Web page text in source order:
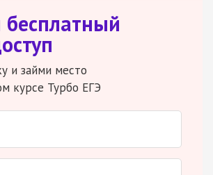
бесплатный
и займи место
курсе Турбо ЕГЭ